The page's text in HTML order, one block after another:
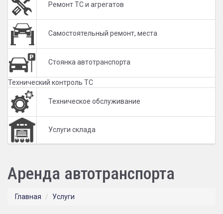
Ремонт ТС и агрегатов
Самостоятельный ремонт, места
Стоянка автотранспорта
Технический контроль ТС
Техническое обслуживание
Услуги склада
Аренда автотранспорта
Главная Услуги